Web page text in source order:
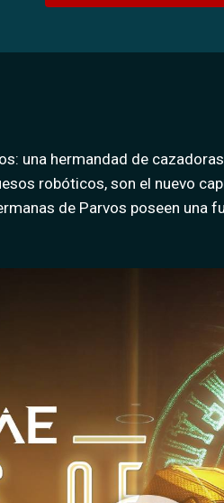
una hermandad de
robóticos, son el nuevo
de Parvos poseen una